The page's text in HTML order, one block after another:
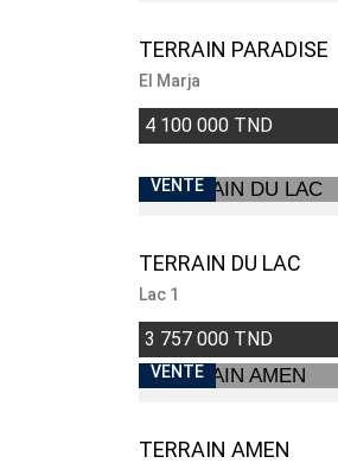
TERRAIN PARADISE
El Marja
4 100 000 TND
VENDU
VENTE
TERRAIN DU LAC
Lac 1
3 757 000 TND
VENTE
TERRAIN AMEN